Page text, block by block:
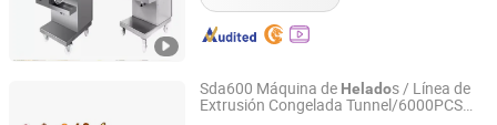
Sda600 Máquina de Helados / Línea de
Extrusión Congelada Tunnel/6000PCS
Wuxi Danxiao Machinery Co., Ltd.